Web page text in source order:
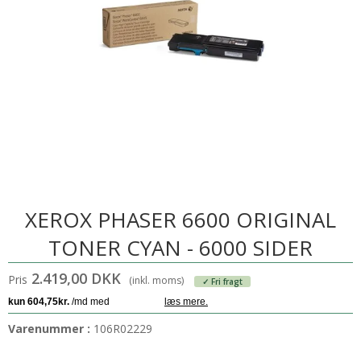
XEROX PHASER 6600 ORIGINAL
TONER CYAN - 6000 SIDER
Pris 2.419,00 DKK (inkl. moms) ✓ Fri fragt
Varenummer : 106R02229